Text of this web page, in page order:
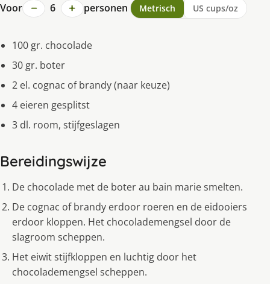
Voor − 6 + personen Metrisch US cups/oz
100 gr. chocolade
30 gr. boter
2 el. cognac of brandy (naar keuze)
4 eieren gesplitst
3 dl. room, stijfgeslagen
Bereidingswijze
De chocolade met de boter au bain marie smelten.
De cognac of brandy erdoor roeren en de eidooiers
erdoor kloppen. Het chocolademengsel door de
slagroom scheppen.
Het eiwit stijfkloppen en luchtig door het
chocolademengsel scheppen.